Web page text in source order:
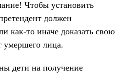
Чтобы установить
должен
как-то иначе доказать свою
умершего лица.
дети на получение